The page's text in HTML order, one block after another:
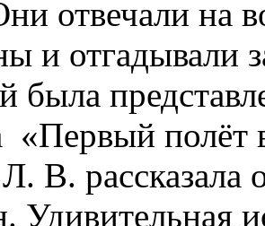
отвечали на
и
была
«Первый полёт
В. рассказала
Удивительная